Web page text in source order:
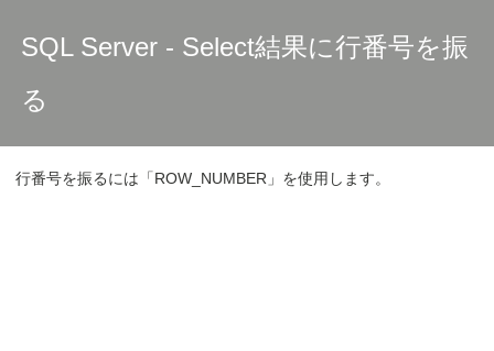
SQL Server - Select結果に行番号を振
る
行番号を振るには「ROW_NUMBER」を使用します。